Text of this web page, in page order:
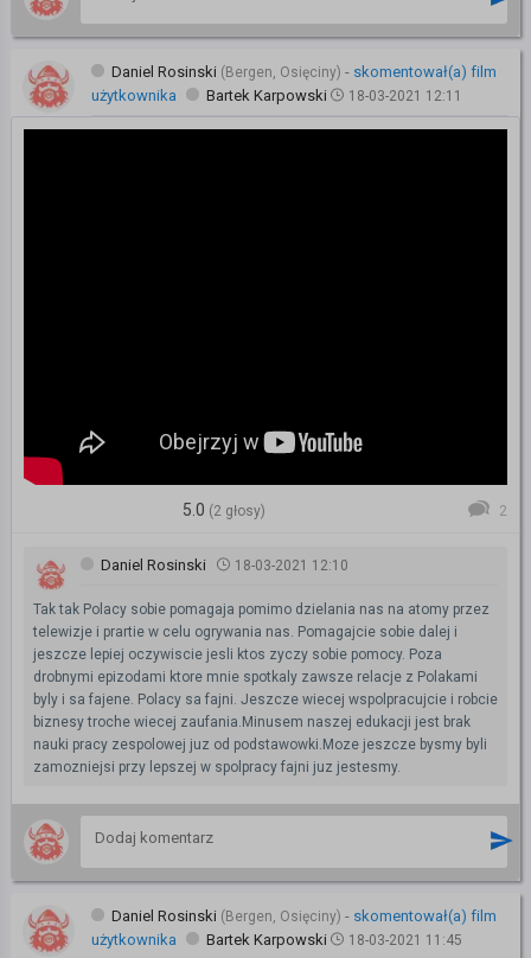
Daniel Rosinski (Bergen, Osięciny) - skomentował(a) film
użytkownika
Bartek Karpowski 18-03-2021 12:11
5.0 (2 głosy) 2
Daniel Rosinski 18-03-2021 12:10
Tak tak Polacy sobie pomagaja pomimo dzielania nas na atomy przez
telewizje i prartie w celu ogrywania nas. Pomagajcie sobie dalej i
jeszcze lepiej oczywiscie jesli ktos zyczy sobie pomocy. Poza
drobnymi epizodami ktore mnie spotkaly zawsze relacje z Polakami
byly i sa fajene. Polacy sa fajni. Jeszcze wiecej wspolpracujcie i robcie
biznesy troche wiecej zaufania.Minusem naszej edukacji jest brak
nauki pracy zespolowej juz od podstawowki.Moze jeszcze bysmy byli
zamozniejsi przy lepszej w spolpracy fajni juz jestesmy.
Daniel Rosinski (Bergen, Osięciny) - skomentował(a) film
użytkownika
Bartek Karpowski 18-03-2021 11:45